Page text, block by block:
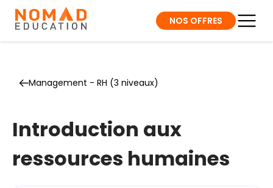
NOS OFFRES
Management - RH (3 niveaux)
Introduction aux
ressources humaines